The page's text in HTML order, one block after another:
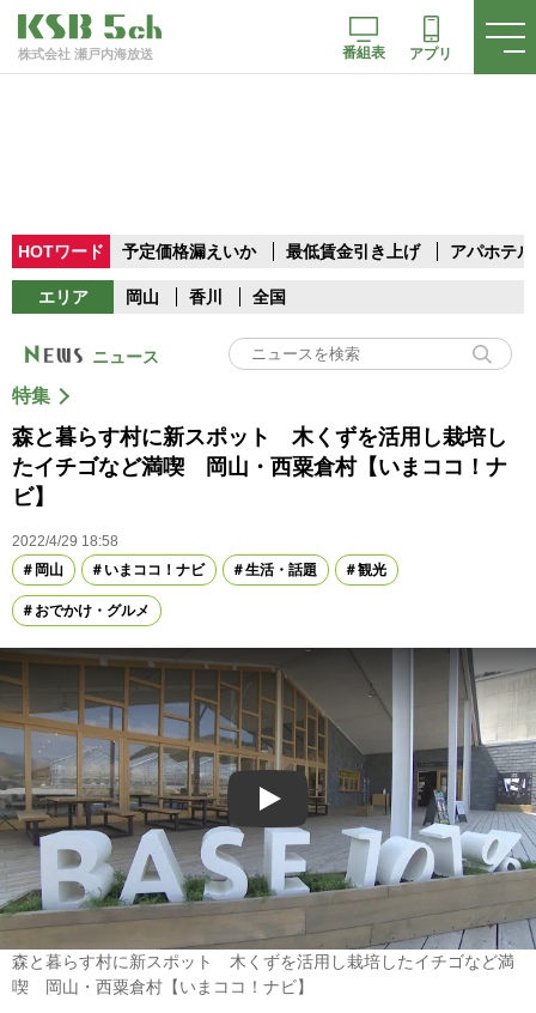
株式会社 瀬戸内海放送 番組表 アプリ
HOTワード 予定価格漏えいか 最低賃金引き上げ アパホテル
エリア 岡山 香川 全国
ニュース
特集
森と暮らす村に新スポット 木くずを活用し栽培し
たイチゴなど満喫 岡山・西粟倉村【いまココ！ナ
ビ】
2022/4/29 18:58
岡山
いまココ！ナビ 生活・話題 観光
おでかけ・グルメ
Play
森と暮らす村に新スポット 木くずを活用し栽培したイチゴなど満
喫 岡山・西粟倉村【いまココ！ナビ】